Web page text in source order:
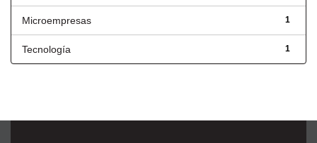
1
Microempresas
1
Tecnología